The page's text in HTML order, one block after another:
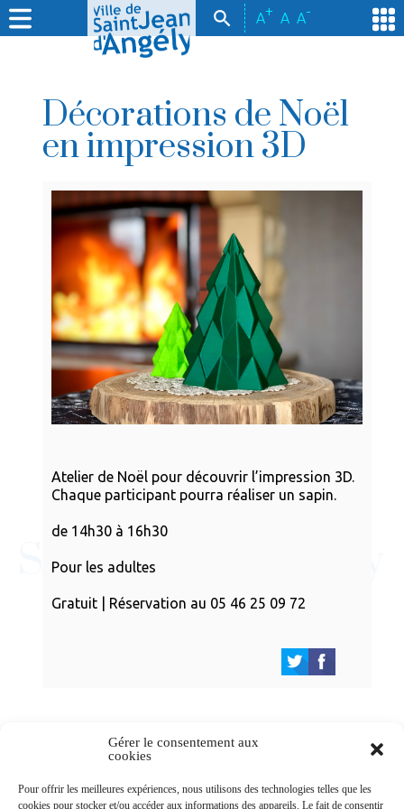
Gérer le consentement aux
cookies
Pour offrir les meilleures expériences, nous utilisons des technologies telles que les
cookies pour stocker et/ou accéder aux informations des appareils. Le fait de consentir
A+ A A-
Décorations de Noël
en impression 3D
Atelier de Noël pour découvrir l’impression 3D.
Chaque participant pourra réaliser un sapin.
de 14h30 à 16h30
Pour les adultes
Gratuit | Réservation au 05 46 25 09 72
Newsletters